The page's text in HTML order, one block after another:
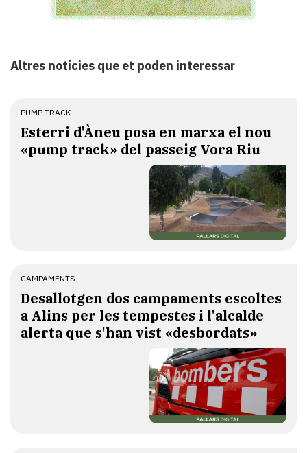
Altres notícies que et poden interessar
PUMP TRACK
Esterri d'Àneu posa en marxa el nou
«pump track» del passeig Vora Riu
CAMPAMENTS
​Desallotgen dos campaments escoltes
a Alins per les tempestes i l'alcalde
alerta que s'han vist «desbordats»